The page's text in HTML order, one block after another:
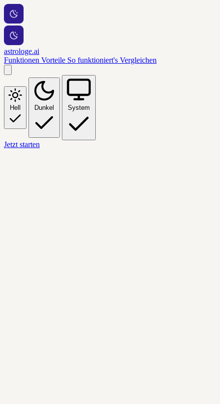
astrologe.ai
Funktionen Vorteile So funktioniert's Vergleichen
Hell Dunkel System
Jetzt starten